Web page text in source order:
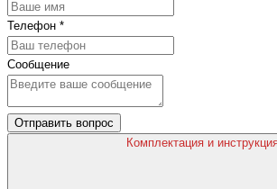
Телефон *
Сообщение
Отправить вопрос
Комплектация и